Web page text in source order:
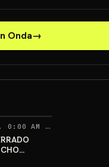
Onda→
PONCHO
0:00 AM ·